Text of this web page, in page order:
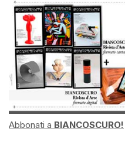
Abbonati a BIANCOSCURO!